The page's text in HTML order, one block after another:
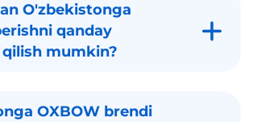
O'zbekistonga
qanday
mumkin?
OXBOW brendi